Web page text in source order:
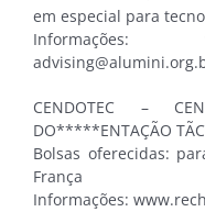
em especial para
Informações:
CENDOTEC –
DO*****ENTAÇÃO
Bolsas oferecidas:
França
Informações: